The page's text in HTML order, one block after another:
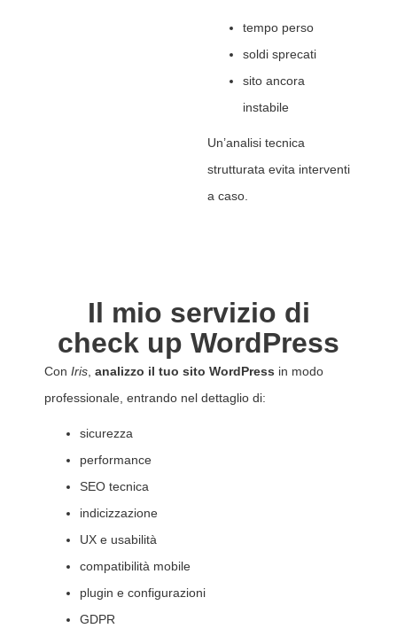
tempo perso
soldi sprecati
sito ancora
instabile
Un’analisi tecnica
strutturata evita interventi
a caso.
Il mio servizio di
check up WordPress
Con Iris analizzo il tuo sito WordPress in modo
professionale, entrando nel dettaglio di:
sicurezza
performance
SEO tecnica
indicizzazione
UX e usabilità
compatibilità mobile
plugin e configurazioni
GDPR